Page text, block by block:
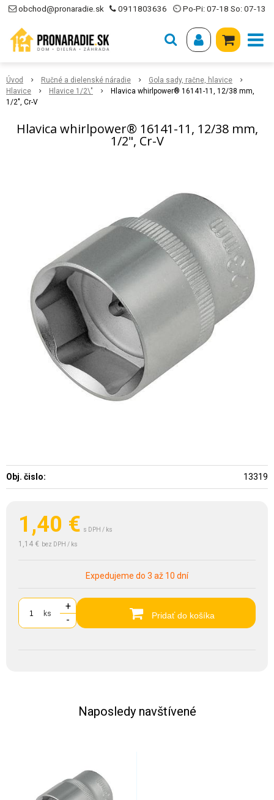
obchod@pronaradie.sk 0911803636 ⏲ Po-Pi: 07-18 So: 07-13
Úvod Ručné a dielenské náradie
Gola sady, račne, hlavice
Hlavice
Hlavice 1/2\"
Hlavica whirlpower® 16141-11, 12/38 mm,
1/2", Cr-V
Hlavica whirlpower® 16141-11, 12/38 mm,
1/2", Cr-V
1,40 € s DPH / ks
1,14 € bez DPH / ks
Expedujeme do 3 až 10 dní
ks
+
-
Pridať do košíka
Obj. čislo: 13319
Naposledy navštívené